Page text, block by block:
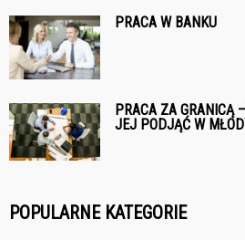
PRACA W BANKU
PRACA ZA GRANICĄ
JEJ PODJĄĆ W
POPULARNE KATEGORIE